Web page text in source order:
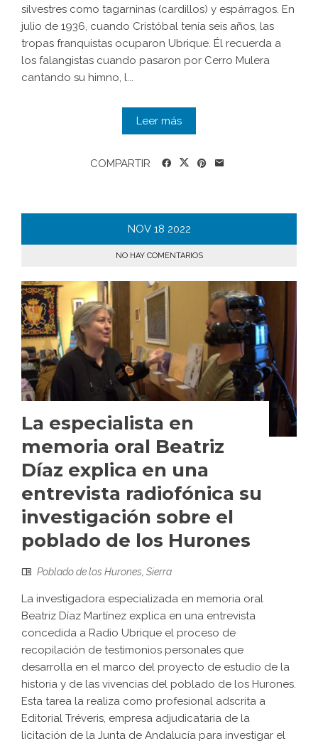
silvestres como tagarninas (cardillos) y espárragos. En
julio de 1936, cuando Cristóbal tenía seis años, las
tropas franquistas ocuparon Ubrique. Él recuerda a
los falangistas cuando pasaron por Cerro Mulera
cantando su himno, l...
Leer más
COMPARTIR
NOV 18 2022
NO HAY COMENTARIOS
La especialista en
memoria oral Beatriz
Díaz explica en una
entrevista radiofónica su
investigación sobre el
poblado de los Hurones
Poblado de los Hurones Sierra
La investigadora especializada en memoria oral
Beatriz Díaz Martínez explica en una entrevista
concedida a Radio Ubrique el proceso de
recopilación de testimonios personales que
desarrolla en el marco del proyecto de estudio de la
historia y de las vivencias del poblado de los Hurones.
Esta tarea la realiza como profesional adscrita a
Editorial Tréveris, empresa adjudicataria de la
licitación de la Junta de Andalucía para investigar el